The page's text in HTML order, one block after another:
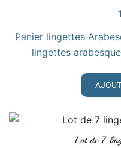
Panier lingettes
lingettes
Lot de 7